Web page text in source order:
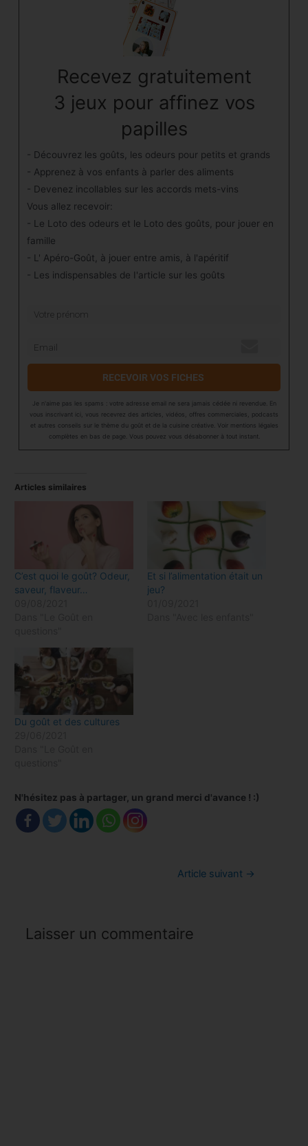
Recevez gratuitement
3 jeux pour afﬁnez vos
papilles
- Découvrez les goûts, les odeurs pour petits et grands
- Apprenez à vos enfants à parler des aliments
- Devenez incollables sur les accords mets-vins
Vous allez recevoir:
- Le Loto des odeurs et le Loto des goûts, pour jouer en
famille
- L' Apéro-Goût, à jouer entre amis, à l'apéritif
- Les indispensables de I'article sur les goûts
RECEVOIR VOS FICHES
Je n'aime pas les spams : votre adresse email ne sera jamais cédée ni revendue. En
vous inscrivant ici, vous recevrez des articles, vidéos, offres commerciales, podcasts
et autres conseils sur le thème du goût et de la cuisine créative. Voir mentions légales
complètes en bas de page. Vous pouvez vous désabonner à tout instant.
Articles similaires
C’est quoi le goût? Odeur,
saveur, flaveur…
Et si l’alimentation était un
jeu?
Du goût et des cultures
N'hésitez pas à partager, un grand merci d'avance ! :)
Article suivant →
Laisser un commentaire